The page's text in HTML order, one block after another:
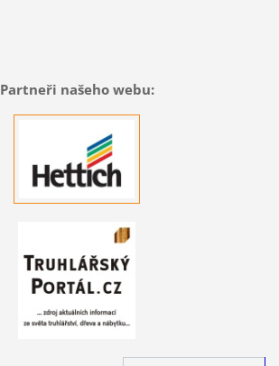
Partneři našeho webu: